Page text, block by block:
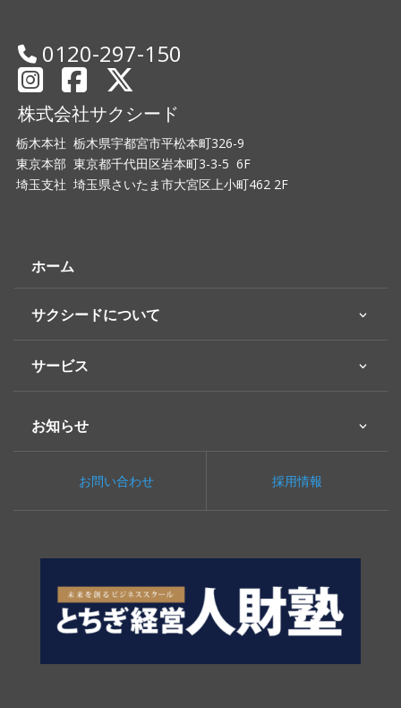
0120-297-150
株式会社サクシード
栃木本社 栃木県宇都宮市平松本町326-9
東京本部 東京都千代田区岩本町3-3-5 6F
埼玉支社 埼玉県さいたま市大宮区上小町462 2F
ホーム
サクシードについて
サービス
お知らせ
お問い合わせ 採用情報